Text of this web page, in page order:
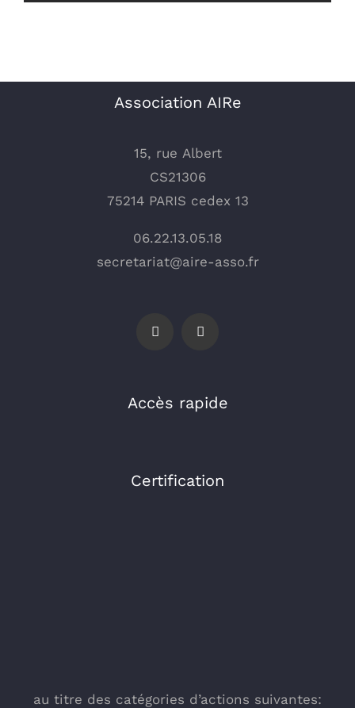
Association AIRe
15, rue Albert
CS21306
75214 PARIS cedex 13
06.22.13.05.18
secretariat@aire-asso.fr
Accès rapide
Certification
au titre des catégories d’actions suivantes: